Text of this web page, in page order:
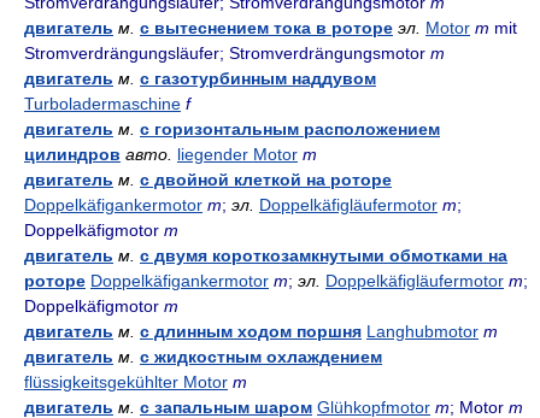
двигатель м. с вытеснением тока в роторе эл. Motor m mit
Stromverdrängungsläufer; Stromverdrängungsmotor m
двигатель м. с газотурбинным наддувом
Turboladermaschine f
двигатель м. с горизонтальным расположением
цилиндров авто. liegender Motor m
двигатель м. с двойной клеткой на роторе
Doppelkäfigankermotor m; эл. Doppelkäfigläufermotor m;
Doppelkäfigmotor m
двигатель м. с двумя короткозамкнутыми обмотками на
роторе Doppelkäfigankermotor m; эл. Doppelkäfigläufermotor m;
Doppelkäfigmotor m
двигатель м. с длинным ходом поршня Langhubmotor m
двигатель м. с жидкостным охлаждением
flüssigkeitsgekühlter Motor m
двигатель м. с запальным шаром Glühkopfmotor m; Motor m